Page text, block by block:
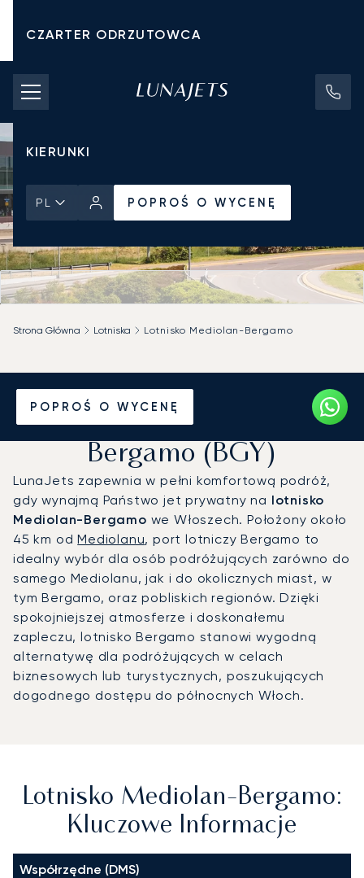
CZARTER ODRZUTOWCA
KOSZTY CZARTERU
PRYWATNE ODRZUTOWCE
KIERUNKI
PL POPROŚ O WYCENĘ
POPROŚ O WYCENĘ
Strona Główna Lotniska Lotnisko Mediolan-Bergamo
Prywatny odrzutowiec na
Lotnisko Mediolan-
Bergamo (BGY)
LunaJets zapewnia w pełni komfortową podróż,
gdy wynajmą Państwo jet prywatny na lotnisko
Mediolan-Bergamo we Włoszech. Położony około
45 km odMediolanu, port lotniczy Bergamo to
idealny wybór dla osób podróżujących zarówno do
samego Mediolanu, jak i do okolicznych miast, w
tym Bergamo, oraz pobliskich regionów. Dzięki
spokojniejszej atmosferze i doskonałemu
zapleczu, lotnisko Bergamo stanowi wygodną
alternatywę dla podróżujących w celach
biznesowych lub turystycznych, poszukujących
dogodnego dostępu do północnych Włoch.
Lotnisko Mediolan-Bergamo:
Kluczowe Informacje
Współrzędne (DMS)